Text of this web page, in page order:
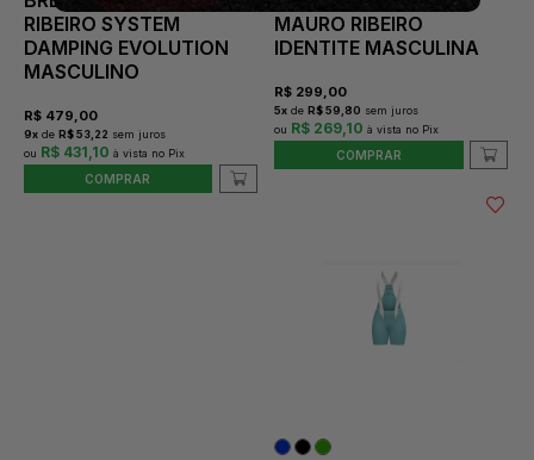
RIBEIRO SYSTEM
DAMPING EVOLUTION
MASCULINO
R$ 479,00
9x de R$ 53,22 sem juros
R$ 431,10
COMPRAR
MAURO RIBEIRO
IDENTITE MASCULINA
R$ 299,00
5x de R$ 59,80 sem juros
R$ 269,10
COMPRAR